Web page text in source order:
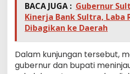
BACA JUGA : Gubernur
Kinerja Bank Sultra, Laba
Dibagikan ke Daerah
Dalam kunjungan tersebut,
gubernur dan bupati